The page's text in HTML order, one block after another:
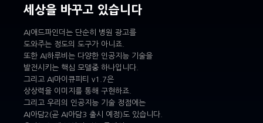
세상을 바꾸고 있습니다
AI애드파인더는 단순히 병원 광고를
도와주는 정도의 도구가 아니죠.
또한 AI하루비는 다양한 인공지능 기술을
발전시키는 핵심 모델중 하나입니다.
그리고 AI마이큐피티 v1.7은
상상력을 이미지를 통해 구현하죠.
그리고 우리의 인공지능 기술 정점에는
AI아담2(곧 AI아담3 출시 예정)도 있습니다.